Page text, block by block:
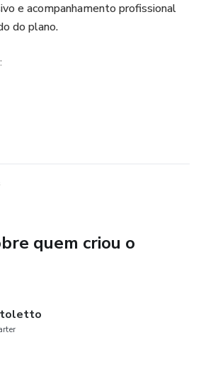
e acompanhamento profissional
do plano.
com ajustes todo mês
demonstrativos
pra garantir evolução real
+ aulas online ao vivo
ajustes e evolução
quem criou o